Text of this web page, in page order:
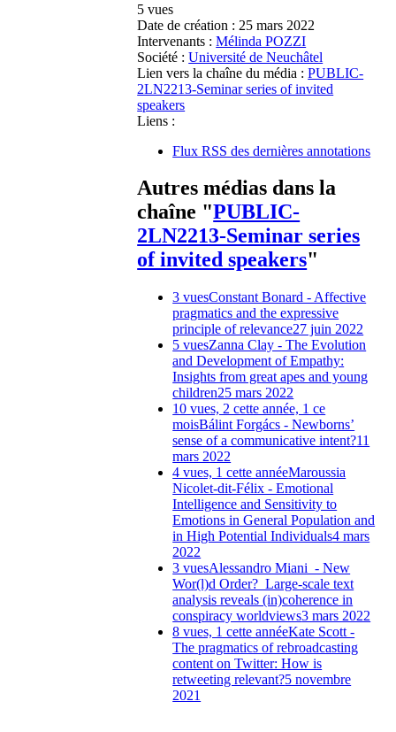
5 vues
Date de création : 25 mars 2022
Intervenants : Mélinda POZZI
Société : Université de Neuchâtel
Lien vers la chaîne du média : PUBLIC-
2LN2213-Seminar series of invited
speakers
Liens :
Flux RSS des dernières annotations
Autres médias dans la
chaîne "PUBLIC-
2LN2213-Seminar series
of invited speakers"
3 vuesConstant Bonard - Affective
pragmatics and the expressive
principle of relevance27 juin 2022
5 vuesZanna Clay - The Evolution
and Development of Empathy:
Insights from great apes and young
children25 mars 2022
10 vues, 2 cette année, 1 ce
moisBálint Forgács - Newborns’
sense of a communicative intent?11
mars 2022
4 vues, 1 cette annéeMaroussia
Nicolet-dit-Félix - Emotional
Intelligence and Sensitivity to
Emotions in General Population and
in High Potential Individuals4 mars
2022
3 vuesAlessandro Miani_- New
Wor(l)d Order?_Large-scale text
analysis reveals (in)coherence in
conspiracy worldviews3 mars 2022
8 vues, 1 cette annéeKate Scott -
The pragmatics of rebroadcasting
content on Twitter: How is
retweeting relevant?5 novembre
2021